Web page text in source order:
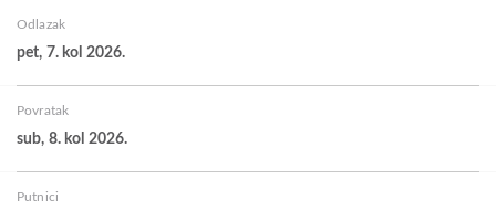
Odlazak
pet, 7. kol 2026.
Povratak
sub, 8. kol 2026.
Putnici